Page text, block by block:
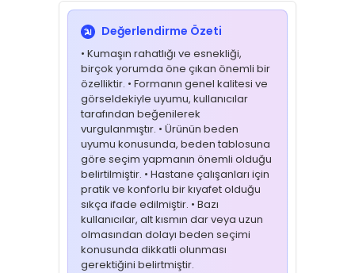
Değerlendirme Özeti
• Kumaşın rahatlığı ve esnekliği,
birçok yorumda öne çıkan önemli bir
özelliktir. • Formanın genel kalitesi ve
görseldekiyle uyumu, kullanıcılar
tarafından beğenilerek
vurgulanmıştır. • Ürünün beden
uyumu konusunda, beden tablosuna
göre seçim yapmanın önemli olduğu
belirtilmiştir. • Hastane çalışanları için
pratik ve konforlu bir kıyafet olduğu
sıkça ifade edilmiştir. • Bazı
kullanıcılar, alt kısmın dar veya uzun
olmasından dolayı beden seçimi
konusunda dikkatli olunması
gerektiğini belirtmiştir.